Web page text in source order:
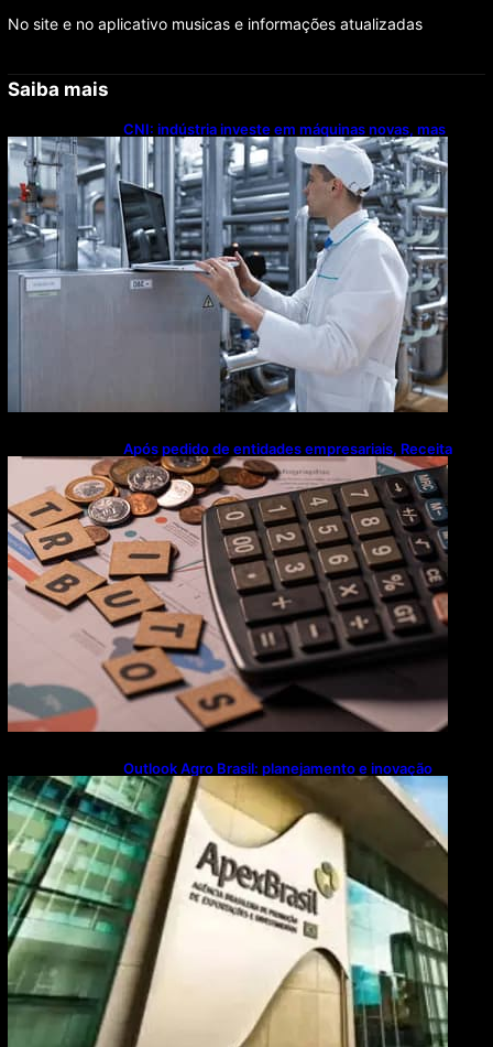
No site e no aplicativo musicas e informações atualizadas
Saiba mais
CNI: indústria investe em máquinas novas, mas
modernização tecnológica avança lentamente
Após pedido de entidades empresariais, Receita
flexibiliza regras da Reforma Tributária
Outlook Agro Brasil: planejamento e inovação
pautam debates sobre futuro do agronegócio